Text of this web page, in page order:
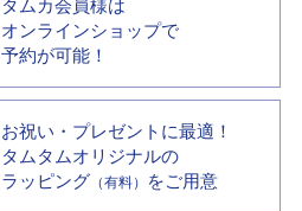
タムカ会員様は
オンラインショップで
予約が可能！
お祝い・プレゼントに最適！
タムタムオリジナルの
ラッピング （有料） をご用意